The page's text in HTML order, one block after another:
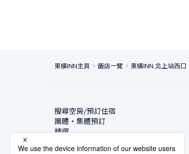
東橫INN主頁 飯店一覽 東橫INN 北上站西口
搜尋空房/預訂住宿
團體・集體預訂
精選